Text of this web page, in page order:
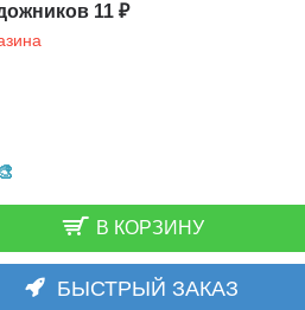
11 ₽
В КОРЗИНУ
БЫСТРЫЙ ЗАКАЗ